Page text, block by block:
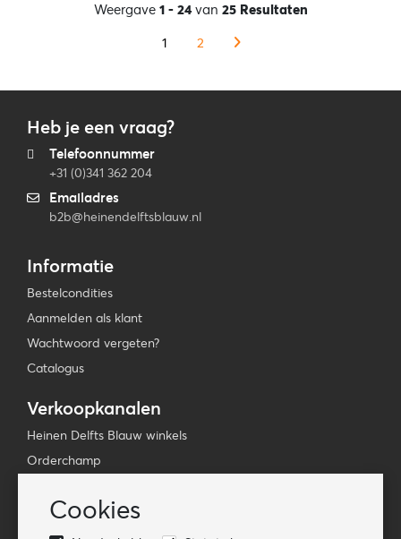
Cookies
Weergave 1 - 24van 25 Resultaten
1
2
Heb je een vraag?
Telefoonnummer
+31 (0)341 362 204
Emailadres
b2b@heinendelftsblauw.nl
Informatie
Bestelcondities
Aanmelden als klant
Wachtwoord vergeten?
Catalogus
Verkoopkanalen
Heinen Delfts Blauw winkels
Orderchamp
Tica Venlo